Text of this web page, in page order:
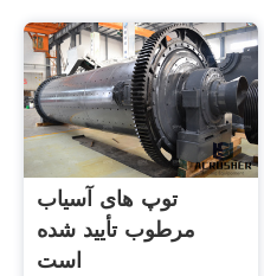
توپ های آسیاب
مرطوب تأیید شده
است